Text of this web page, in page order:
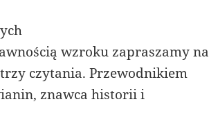
wzroku zapraszamy na
czytania. Przewodnikiem
znawca historii i